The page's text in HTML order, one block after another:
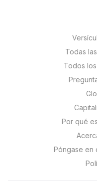
Todas
Todos
Por qué
Póngase en